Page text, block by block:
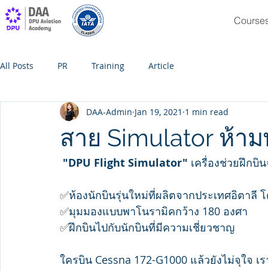
All Posts PR Training Article
สาย Simulator ห้า
DAA-Admin Jan 19, 2021 1 min read
"DPU Flight Simulator" เครื่องช่วยฝึกบิ
✅ห้องนักบินรุ่นใหม่ที่ผลิตจากประเทศอิตาลี
✅มุมมองแบบพาโนรามิคกว้าง 180 องศา
✅ฝึกบินไปกับนักบินที่มีความเชี่ยวชาญ
ใครบิน Cessna 172-G1000 แล้วยังไม่จุใจ เ